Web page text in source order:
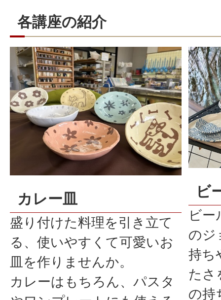
各講座の紹介
カレー皿
盛り付けた料理を引き立て
る、使いやすくて可愛いお
皿を作りませんか。
カレーはもちろん、パスタ
ビ
ビ
のジ
持ち
たさ
の持